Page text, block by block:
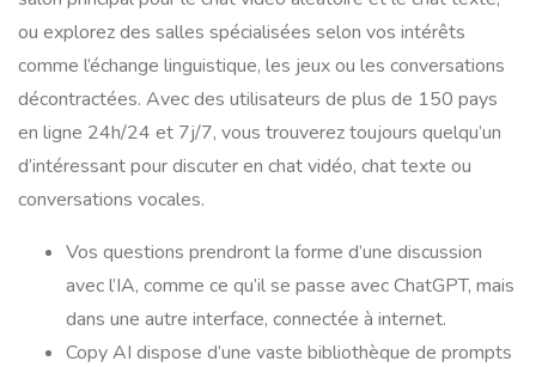
ou explorez des salles spécialisées selon vos intérêts
comme l’échange linguistique, les jeux ou les conversations
décontractées. Avec des utilisateurs de plus de 150 pays
en ligne 24h/24 et 7j/7, vous trouverez toujours quelqu’un
d’intéressant pour discuter en chat vidéo, chat texte ou
conversations vocales.
Vos questions prendront la forme d’une discussion
avec l’IA, comme ce qu’il se passe avec ChatGPT, mais
dans une autre interface, connectée à internet.
Copy AI dispose d’une vaste bibliothèque de prompts